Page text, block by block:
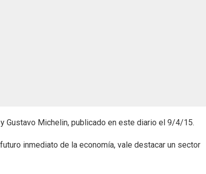
Gustavo Michelin, publicado en este diario el 9/4/15.
inmediato de la economía, vale destacar un sector